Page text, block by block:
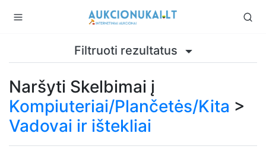
Filtruoti rezultatus
Naršyti Skelbimai į
Kompiuteriai/Plančetės/Kita >
Vadovai ir ištekliai